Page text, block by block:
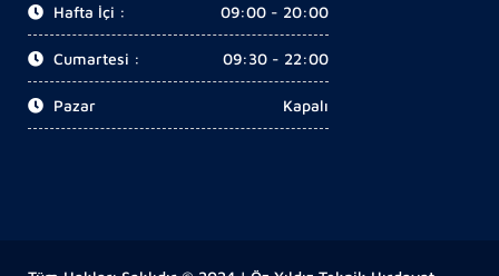
Hafta İçi : 09:00 - 20:00
Cumartesi : 09:30 - 22:00
Pazar Kapalı